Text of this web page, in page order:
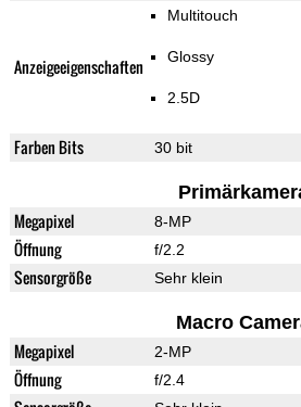
Anzeigeeigenschaften
Multitouch
Glossy
2.5D
Farben Bits 30 bit
Megapixel 8-MP
Öffnung f/2.2
Sensorgröße Sehr klein
Macro
Megapixel 2-MP
Öffnung f/2.4